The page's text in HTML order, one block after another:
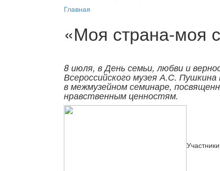
Главная
«Моя страна-моя
8 июля, в День семьи, любви и
Всероссийского музея А.С.
в межмузейном семинаре,
нравственным ценностям.